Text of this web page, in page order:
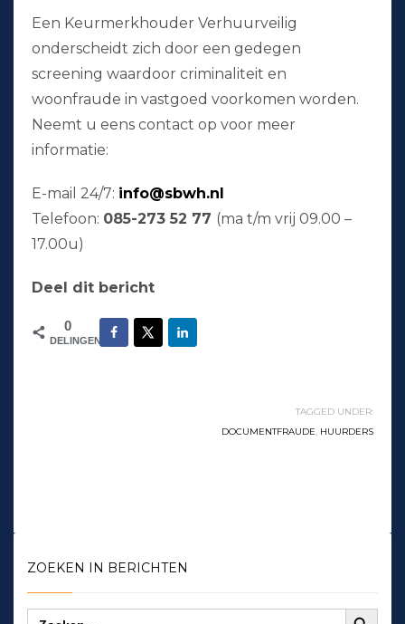
Een Keurmerkhouder Verhuurveilig
onderscheidt zich door een gedegen
screening waardoor criminaliteit en
woonfraude in vastgoed voorkomen worden.
Neemt u eens contact op voor meer
informatie:
E-mail 24/7: info@sbwh.nl
Telefoon: 085-273 52 77 (ma t/m vrij 09.00 –
17.00u)
Deel dit bericht
0
DELINGEN
TAGGED UNDER:
DOCUMENTFRAUDE, HUURDERS
ZOEKEN IN BERICHTEN
Zoek
Zoekknop